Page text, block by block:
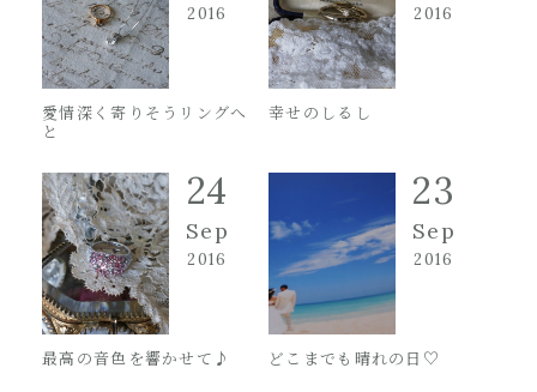
2016
愛情深く寄りそうリングへ
と
2016
幸せのしるし
24
Sep
2016
最高の音色を響かせて♪
23
Sep
2016
どこまでも晴れの日♡